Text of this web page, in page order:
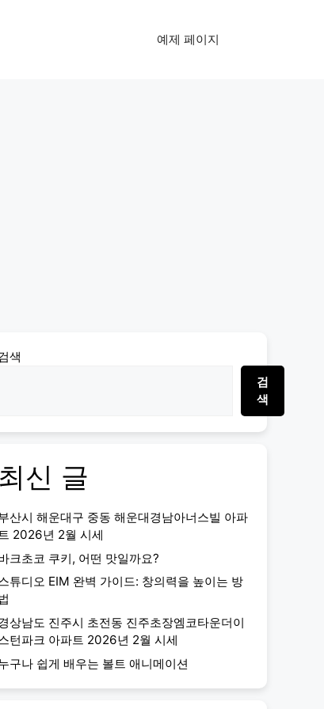
예제 페이지
색
검
색
최신 글
산시 해운대구 중동 해운대경남아너스빌 아파
2026년 2월 시세
크초코 쿠키, 어떤 맛일까요?
튜디오 EIM 완벽 가이드: 창의력을 높이는 방
상남도 진주시 초전동 진주초장엠코타운더이
턴파크 아파트 2026년 2월 시세
구나 쉽게 배우는 볼트 애니메이션